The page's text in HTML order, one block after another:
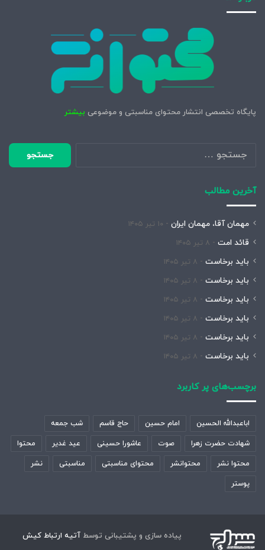
پایگاه تخصصی انتشار محتوای مناسبتی و موضوعی بیشتر
جستجو
برای:
آخرین مطالب
مهمان آقا، مهمان ایران ۱۰ تیر ۱۴۰۵
قائد امت ۸ تیر ۱۴۰۵
باید برخاست ۸ تیر ۱۴۰۵
باید برخاست ۸ تیر ۱۴۰۵
باید برخاست ۸ تیر ۱۴۰۵
باید برخاست ۸ تیر ۱۴۰۵
باید برخاست ۸ تیر ۱۴۰۵
باید برخاست ۸ تیر ۱۴۰۵
برچسب‌های پر کاربرد
اباعبدالله الحسین امام حسین حاج قاسم شب جمعه
شهادت حضرت زهرا صوت عاشورا حسینی عید غدیر محتوا
محتوا نشر محتوانشر محتوای مناسبتی مناسبتی نشر
پوستر
پیاده سازی و پشتیبانی توسط آتیه ارتباط کیش